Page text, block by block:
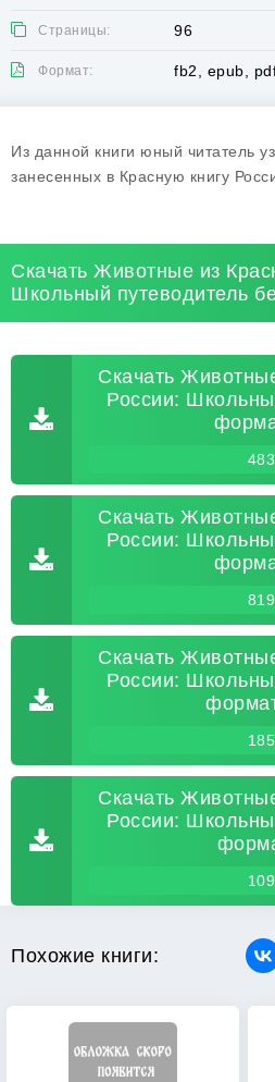
Страницы: 96
Формат: fb2, epub,
Из данной книги юный читатель
занесенных в Красную книгу
Скачать Животные из
Школьный путеводитель
Скачать
России:
Скачать
России:
Скачать
России:
Скачать
России:
Похожие книги: